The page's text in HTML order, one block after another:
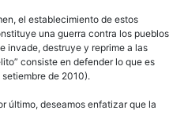
el establecimiento de estos
una guerra contra los pueblos
invade, destruye y reprime a las
consiste en defender lo que es
de 2010).
último, deseamos enfatizar que la